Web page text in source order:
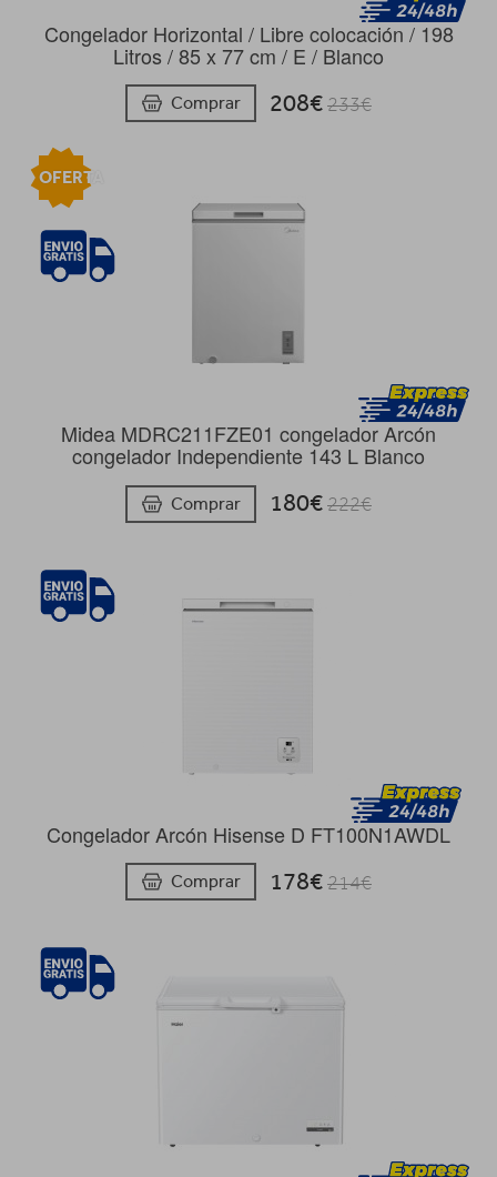
Congelador Horizontal / Libre colocación / 198
Litros / 85 x 77 cm / E / Blanco
Comprar 208€233€
Midea MDRC211FZE01 congelador Arcón
congelador Independiente 143 L Blanco
Comprar 180€222€
OFERTA
Congelador Arcón Hisense D FT100N1AWDL
Comprar 178€214€